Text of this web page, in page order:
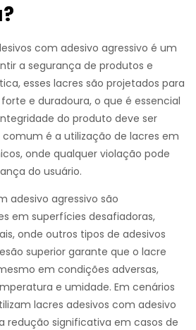
com adesivo agressivo é um
a segurança de produtos e
esses lacres são projetados para
e duradoura, o que é essencial
do produto deve ser
é a utilização de lacres em
onde qualquer violação pode
do usuário.
adesivo agressivo são
em superfícies desafiadoras,
onde outros tipos de adesivos
superior garante que o lacre
em condições adversas,
e umidade. Em cenários
lacres adesivos com adesivo
redução significativa em casos de